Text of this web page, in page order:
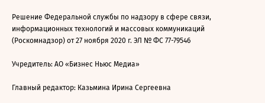
Решение Федеральной службы по надзору в сфере связи,
информационных технологий и массовых коммуникаций
(Роскомнадзор) от 27 ноября 2020 г. ЭЛ № ФС 77-79546
Учредитель: АО «Бизнес Ньюс Медиа»
Главный редактор: Казьмина Ирина Сергеевна